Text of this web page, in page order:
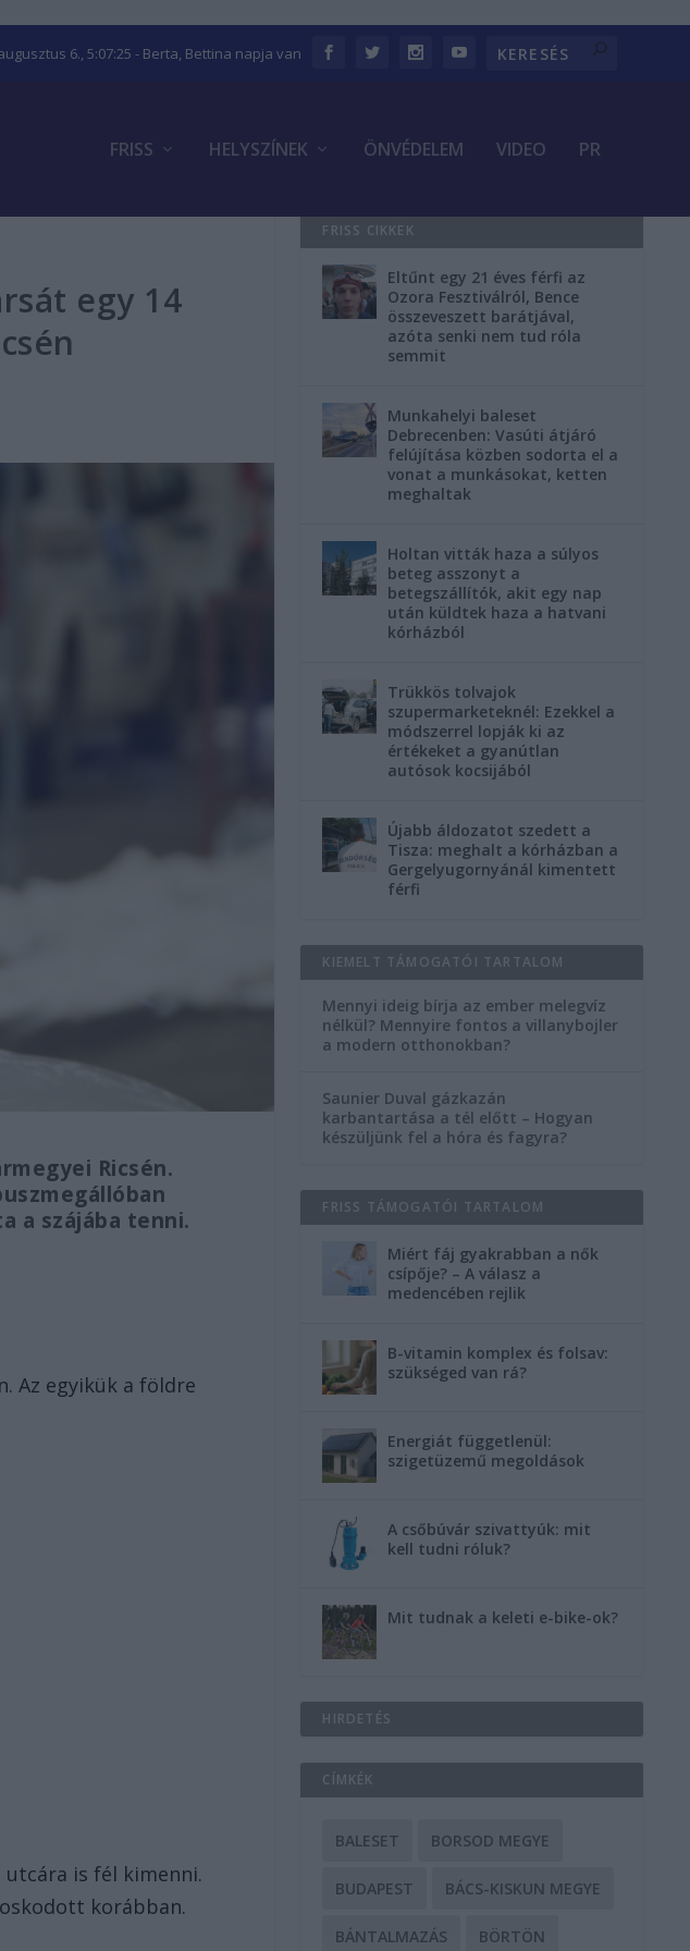
6., 5:07:26 - Berta, Bettina napja van
FRISS HELYSZÍNEK ÖNVÉDELEM VIDEO PR
egy 14
Ricsén.
a szájába tenni.
Az egyikük a földre
utcára is fél kimenni.
korábban.
FRISS CIKKEK
Eltűnt egy 21 éves férfi az
Ozora Fesztiválról, Bence
összeveszett barátjával,
azóta senki nem tud róla
semmit
Munkahelyi baleset
Debrecenben: Vasúti átjáró
felújítása közben sodorta el a
vonat a munkásokat, ketten
meghaltak
Holtan vitták haza a súlyos
beteg asszonyt a
betegszállítók, akit egy nap
után küldtek haza a hatvani
kórházból
Trükkös tolvajok
szupermarketeknél: Ezekkel a
módszerrel lopják ki az
értékeket a gyanútlan
autósok kocsijából
Újabb áldozatot szedett a
Tisza: meghalt a kórházban a
Gergelyugornyánál kimentett
férfi
KIEMELT TÁMOGATÓI TARTALOM
Mennyi ideig bírja az ember melegvíz
nélkül? Mennyire fontos a villanybojler
a modern otthonokban?
Saunier Duval gázkazán
karbantartása a tél előtt – Hogyan
készüljünk fel a hóra és fagyra?
FRISS TÁMOGATÓI TARTALOM
Miért fáj gyakrabban a nők
csípője? – A válasz a
medencében rejlik
B-vitamin komplex és folsav:
szükséged van rá?
Energiát függetlenül:
szigetüzemű megoldások
A csőbúvár szivattyúk: mit
kell tudni róluk?
Mit tudnak a keleti e-bike-ok?
HIRDETÉS
CÍMKÉK
BALESET BORSOD MEGYE
BUDAPEST BÁCS-KISKUN MEGYE
BÁNTALMAZÁS BÖRTÖN